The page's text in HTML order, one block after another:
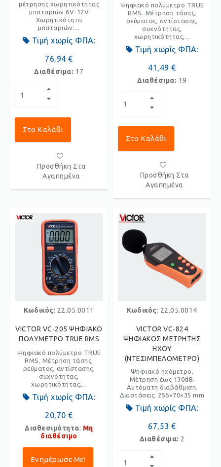
μέτρησης χωρητικότητας
μπαταριών 6V-12V
Χωρητικότητα
μπαταριών:...
Τιμή χωρίς ΦΠΑ:
76,94 €
Διαθέσιμα: 17
Στο Καλάθι
Προσθήκη Στα
Αγαπημένα
Ψηφιακό πολύμετρο TRUE
RMS. Μέτρηση τάσης,
ρεύματος, αντίστασης,
συχνότητας,
χωρητικότητας,...
Τιμή χωρίς ΦΠΑ:
41,49 €
Διαθέσιμα: 19
Στο Καλάθι
Προσθήκη Στα
Αγαπημένα
Κωδικός: 22.05.0011
VICTOR VC-205 ΨΗΦΙΑΚΟ
ΠΟΛΥΜΕΤΡΟ TRUE RMS
Ψηφιακό πολύμετρο TRUE
RMS. Μέτρηση τάσης,
ρεύματος, αντίστασης,
συχνότητας,
χωρητικότητας,...
Τιμή χωρίς ΦΠΑ:
20,70 €
Διαθεσιμότητα: Μη
διαθέσιμο
Ενημέρωσε Με!
Κωδικός: 22.05.0014
VICTOR VC-824
ΨΗΦΙΑΚΟΣ ΜΕΤΡΗΤΗΣ
ΗΧΟΥ
(ΝΤΕΣΙΜΠΕΛΟΜΕΤΡΟ)
Ψηφιακό ηχόμετρο.
Μέτρηση έως 130dB.
Αυτόματη διαβάθμιση.
Διαστάσεις: 256×70×35 mm
Τιμή χωρίς ΦΠΑ:
67,53 €
Διαθέσιμα: 2